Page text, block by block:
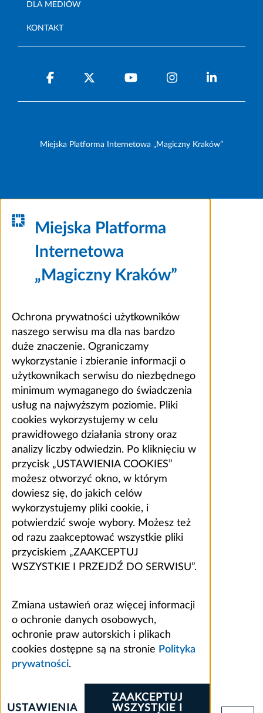
DLA MEDIÓW
KONTAKT
Miejska Platforma Internetowa „Magiczny Kraków”
Miejska Platforma
Internetowa
„Magiczny Kraków”
Ochrona prywatności użytkowników
naszego serwisu ma dla nas bardzo
duże znaczenie. Ograniczamy
wykorzystanie i zbieranie informacji o
użytkownikach serwisu do niezbędnego
minimum wymaganego do świadczenia
usług na najwyższym poziomie. Pliki
cookies wykorzystujemy w celu
prawidłowego działania strony oraz
analizy liczby odwiedzin. Po kliknięciu w
przycisk „USTAWIENIA COOKIES”
możesz otworzyć okno, w którym
dowiesz się, do jakich celów
wykorzystujemy pliki cookie, i
potwierdzić swoje wybory. Możesz też
od razu zaakceptować wszystkie pliki
przyciskiem „ZAAKCEPTUJ
WSZYSTKIE I PRZEJDŹ DO SERWISU”.
Zmiana ustawień oraz więcej informacji
o ochronie danych osobowych,
ochronie praw autorskich i plikach
cookies dostępne są na stronie Polityka
prywatności.
ZAAKCEPTUJ
WSZYSTKIE I
USTAWIENIA